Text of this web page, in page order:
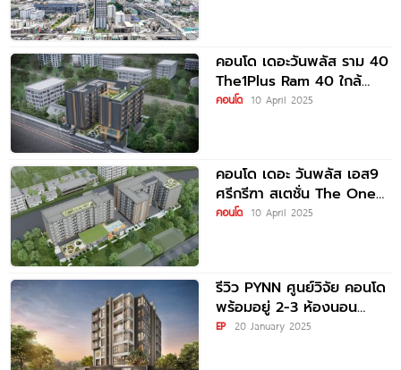
คอนโด เดอะวันพลัส ราม 40
The1Plus Ram 40 ใกล้
รถไฟฟ้าสายสีส้ม 400 ม.*
คอนโด 10 April 2025
คอนโด เดอะ วันพลัส เอส9
ศรีกรีฑา สเตชั่น The One
Plus S9
คอนโด 10 April 2025
รีวิว PYNN ศูนย์วิจัย คอนโด
พร้อมอยู่ 2-3 ห้องนอน
เลี้ยงแมวได้ บนทำเลใจกลาง
EP 20 January 2025